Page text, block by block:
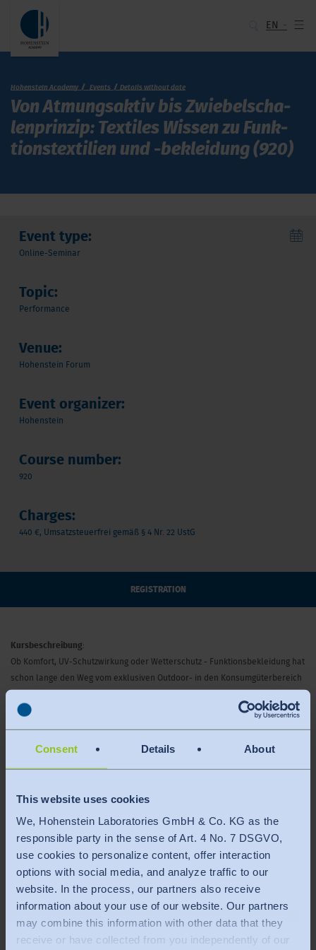
Consent Details About
This website uses cookies
We, Hohenstein Laboratories GmbH & Co. KG as the
responsible party in the sense of Art. 4 No. 7 DSGVO,
use cookies to personalize content, offer interaction
options with social media, and analyze traffic to our
website. In the process, our partners also receive
information about your use of our website. Our partners
may combine this information with other data that they
receive or have collected from you independently of our
EN
Hohenstein Academy Events Details without date
Von At­mungs­ak­tiv bis Zwie­bel­scha­
len­prin­zip: Tex­ti­les Wis­sen zu Funk­
tions­tex­ti­lien und -be­klei­dung (920)
Event type:
Online-Seminar
Topic:
Performance
Venue:
Hohenstein Forum
Event organizer:
Hohenstein
Course number:
920
Charges:
440 €, Umsatzsteuerfrei gemäß § 4 Nr. 22 UstG
REGISTRATION
Kursbeschreibung:
Ob Komfort, UV-Schutzwirkung oder Wetterschutz - Funktionsbekleidung hat
schon lange den Weg vom exklusiven Outdoor- in den Konsumgüterbereich
Aufmerksamkeit und die Chemikaliengesetzgebung der EU nehmen die
In unserem Seminar informieren wir Sie zum einen über die technischen
Flächenkonstruktion bis hin zur Ausrüstung, die zur Anwendung kommen,
Bereichen erläutert und die gesetzlichen Anforderungen konkretisiert.
Inhalt:
Arten von Funktionstextilien, Funktionen und Kennzahlen